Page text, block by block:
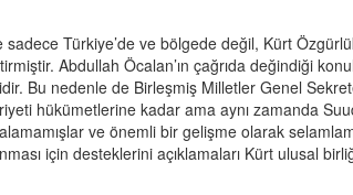
Türkiye’de ve bölgede değil, Kürt
Abdullah Öcalan’ın çağrıda değindiği
Bu nedenle de Birleşmiş Milletler Genel
hükümetlerine kadar ama aynı zamanda
ve önemli bir gelişme olarak
için desteklerini açıklamaları Kürt ulusal